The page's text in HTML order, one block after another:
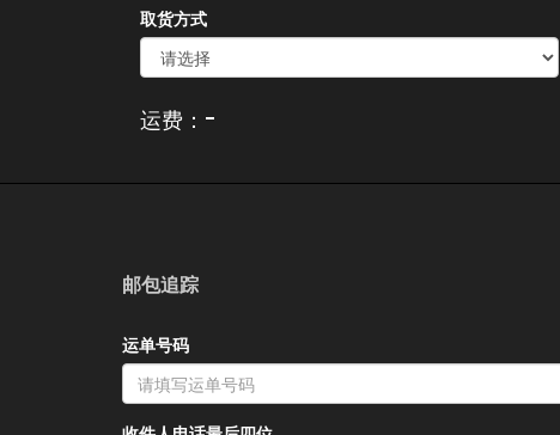
取货方式
运费： -
邮包追踪
运单号码